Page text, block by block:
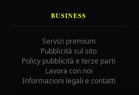
BUSINESS
Servizi premium
Pubblicità sul sito
Policy pubblicità e terze parti
Lavora con noi
Informazioni legali e contatti